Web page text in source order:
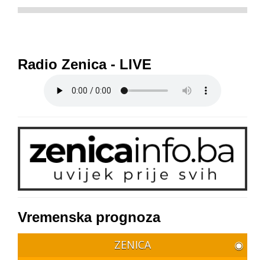
Radio Zenica - LIVE
Vremenska prognoza
ZENICA ◉